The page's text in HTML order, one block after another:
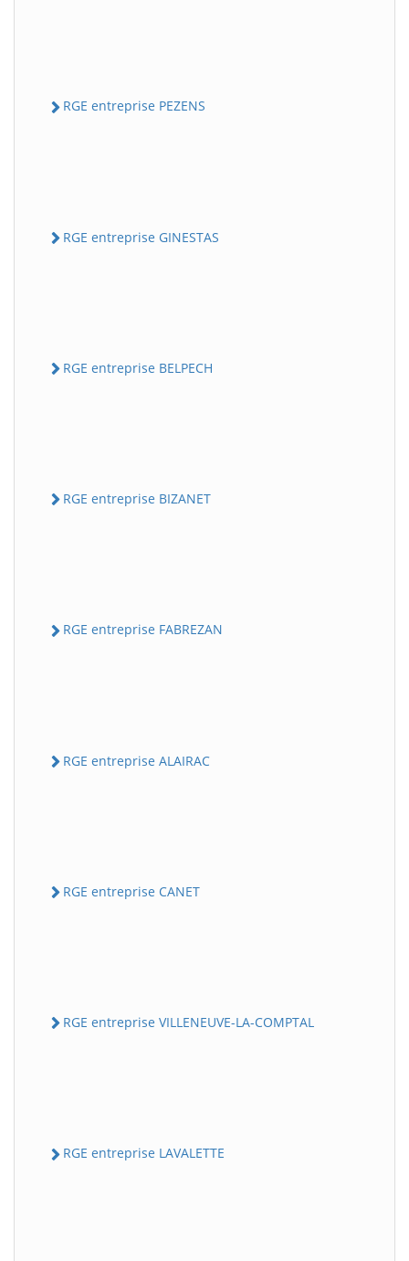
RGE entreprise PEZENS
RGE entreprise GINESTAS
RGE entreprise BELPECH
RGE entreprise BIZANET
RGE entreprise FABREZAN
RGE entreprise ALAIRAC
RGE entreprise CANET
RGE entreprise VILLENEUVE-LA-COMPTAL
RGE entreprise LAVALETTE